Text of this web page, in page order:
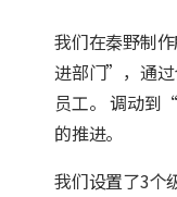
我们在秦野制
进部门”，通过
员工。 调动到
的推进。
我们设置了3个